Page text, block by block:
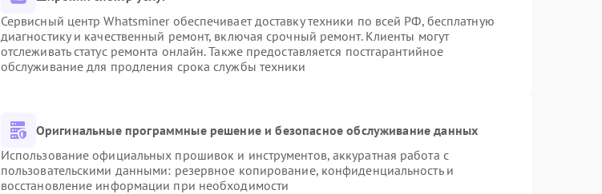
Сервисный центр Whatsminer обеспечивает доставку техники по всей РФ, бесплатную
диагностику и качественный ремонт, включая срочный ремонт. Клиенты могут
отслеживать статус ремонта онлайн. Также предоставляется постгарантийное
обслуживание для продления срока службы техники
Оригинальные программные решение и безопасное обслуживание данных
Использование официальных прошивок и инструментов, аккуратная работа с
пользовательскими данными: резервное копирование, конфиденциальность и
восстановление информации при необходимости